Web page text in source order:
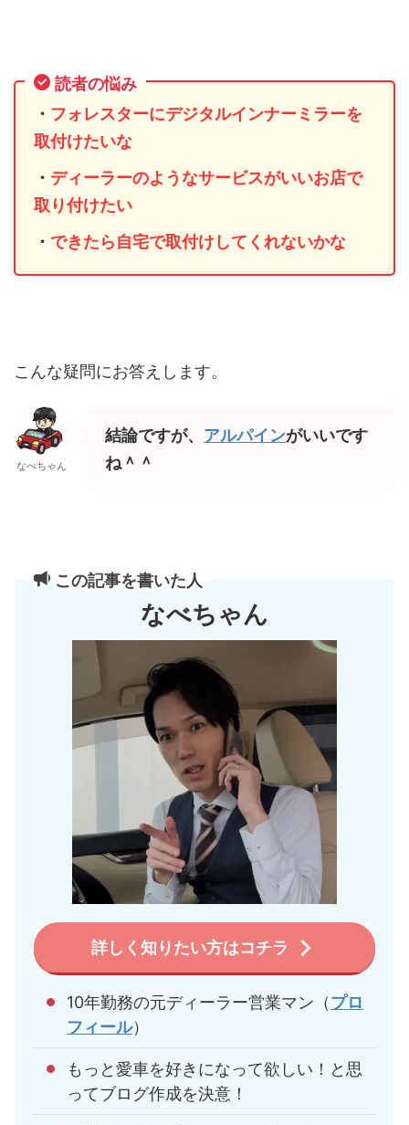
読者の悩み
・ フォレスターにデジタルインナーミラーを
取付けたいな
・ ディーラーのようなサービスがいいお店で
取り付けたい
・ できたら自宅で取付けしてくれないかな
こんな疑問にお答えします。
なべちゃん
結論ですが、 アルパインがいいです
ね＾＾
この記事を書いた人
なべちゃん
詳しく知りたい方はコチラ
10年勤務の元ディーラー営業マン（プロ
フィール）
もっと愛車を好きになって欲しい！と思
ってブログ作成を決意！